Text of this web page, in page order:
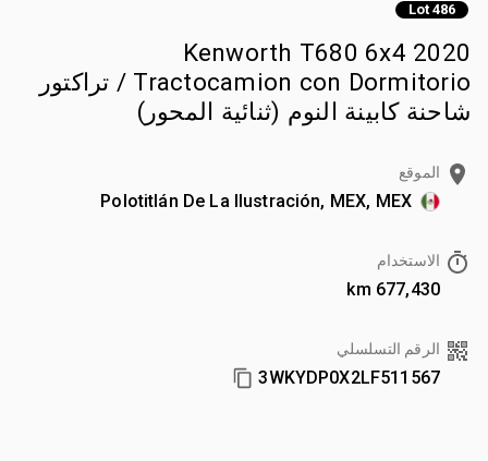
Lot 486
2020 Kenworth T680 6x4
Tractocamion con Dormitorio / تراكتور
شاحنة كابينة النوم (ثنائية المحور)
الموقع
Polotitlán De La Ilustración, MEX, MEX
الاستخدام
677,430 km
الرقم التسلسلي
3WKYDP0X2LF511567